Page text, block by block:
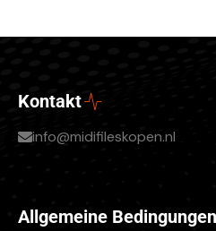
Kontakt
info@midifileskopen.nl
Allgemeine